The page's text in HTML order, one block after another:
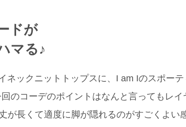
ドが
マる♪
ネックニットトップスに、I am Iのスポーテ
のコーデのポイントはなんと言ってもレイ
が長くて適度に脚が隠れるのがすごくよ